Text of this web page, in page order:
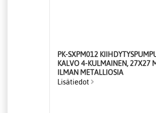
PK-SXPM012
KALVO 4-KULMAINEN, 27X27
ILMAN METALLIOSIA
Lisätiedot